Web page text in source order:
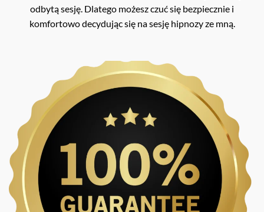
odbytą sesję. Dlatego możesz czuć się bezpiecznie i
komfortowo decydując się na sesję hipnozy ze mną.